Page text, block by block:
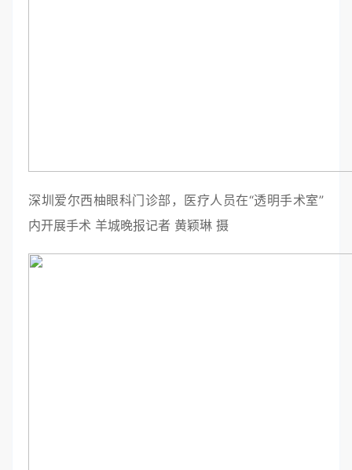
深圳爱尔西柚眼科门诊部，医疗人员在“透明手术室”
内开展手术 羊城晚报记者 黄颖琳 摄